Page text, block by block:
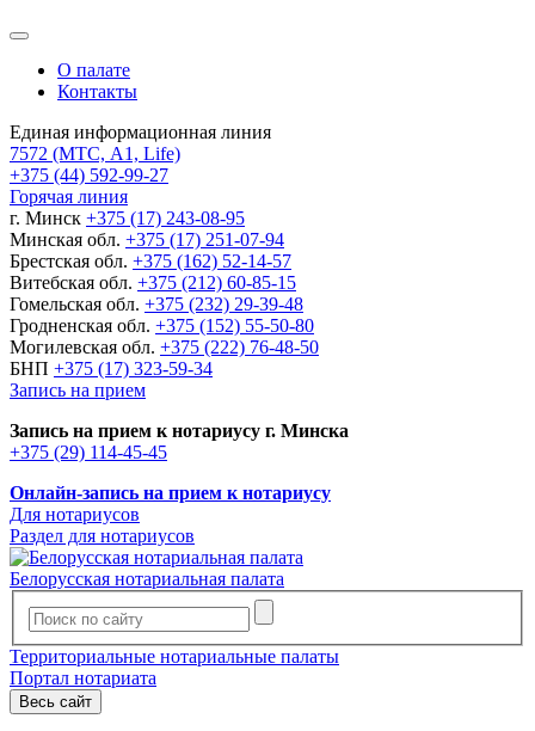
О палате
Контакты
Единая информационная линия
7572 (МТС, A1, Life)
+375 (44) 592-99-27
Горячая линия
г. Минск +375 (17) 243-08-95
Минская обл. +375 (17) 251-07-94
Брестская обл. +375 (162) 52-14-57
Витебская обл. +375 (212) 60-85-15
Гомельская обл. +375 (232) 29-39-48
Гродненская обл. +375 (152) 55-50-80
Могилевская обл. +375 (222) 76-48-50
БНП +375 (17) 323-59-34
Запись на прием
Запись на прием к нотариусу г. Минска
+375 (29) 114-45-45
Онлайн-запись на прием к нотариусу
Для нотариусов
Раздел для нотариусов
Белорусская нотариальная палата
Территориальные нотариальные палаты
Портал нотариата
Весь сайт